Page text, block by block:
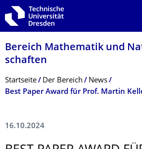
Zur Hauptnavigation springen
Zur Suche springen
Zum Inhalt springen
Bereich Mathematik und
schaften
Breadcrumb-Menü
Startseite Der­ ­­­Bereich
News
16.10.2024